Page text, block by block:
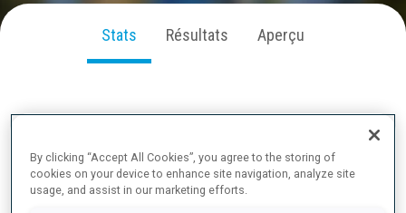
Stats Résultats Aperçu
By clicking “Accept All Cookies”, you agree to the storing of
cookies on your device to enhance site navigation, analyze site
usage, and assist in our marketing efforts.